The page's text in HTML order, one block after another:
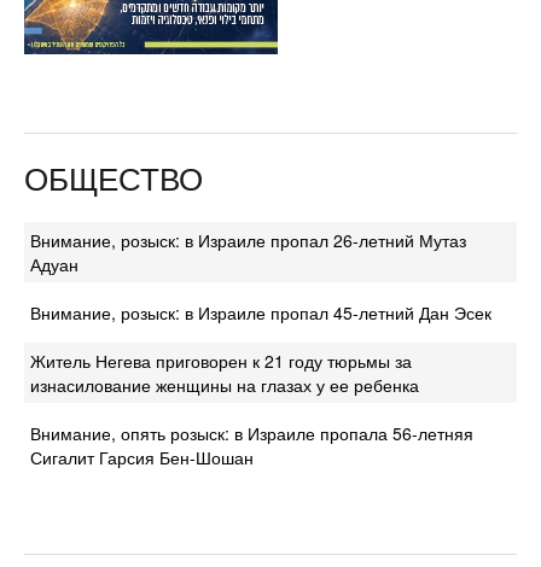
ОБЩЕСТВО
Внимание, розыск: в Израиле пропал 26-летний Мутаз
Адуан
Внимание, розыск: в Израиле пропал 45-летний Дан Эсек
Житель Негева приговорен к 21 году тюрьмы за
изнасилование женщины на глазах у ее ребенка
Внимание, опять розыск: в Израиле пропала 56-летняя
Сигалит Гарсия Бен-Шошан